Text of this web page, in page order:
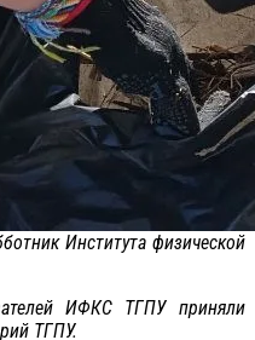
Института физической
ИФКС ТГПУ приняли
ТГПУ.